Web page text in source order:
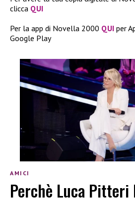
clicca QUI
Per la app di Novella 2000 QUI per
Google Play
AMICI
Perchè Luca Pitteri